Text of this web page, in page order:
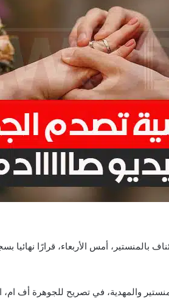
بالمنستير، أمس الأربعاء، قرارًا
والمهدية، في تصريح للجوهرة أف ام،